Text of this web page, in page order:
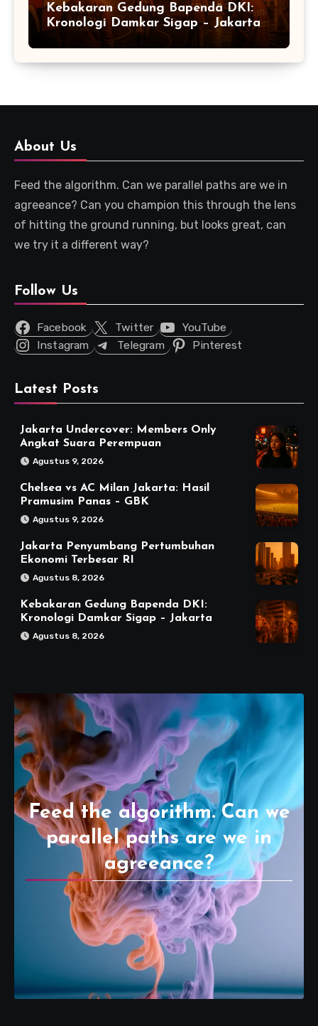
Kebakaran Gedung Bapenda DKI:
Kronologi Damkar Sigap – Jakarta
About Us
Feed the algorithm. Can we parallel paths are we in
agreeance? Can you champion this through the lens
of hitting the ground running, but looks great, can
we try it a different way?
Follow Us
Facebook Twitter
YouTube
Instagram
Telegram Pinterest
Latest Posts
Jakarta Undercover: Members Only
Angkat Suara Perempuan
Agustus 9, 2026
Chelsea vs AC Milan Jakarta: Hasil
Pramusim Panas – GBK
Agustus 9, 2026
Jakarta Penyumbang Pertumbuhan
Ekonomi Terbesar RI
Agustus 8, 2026
Kebakaran Gedung Bapenda DKI:
Kronologi Damkar Sigap – Jakarta
Agustus 8, 2026
Feed the algorithm. Can we
parallel paths are we in
agreeance?